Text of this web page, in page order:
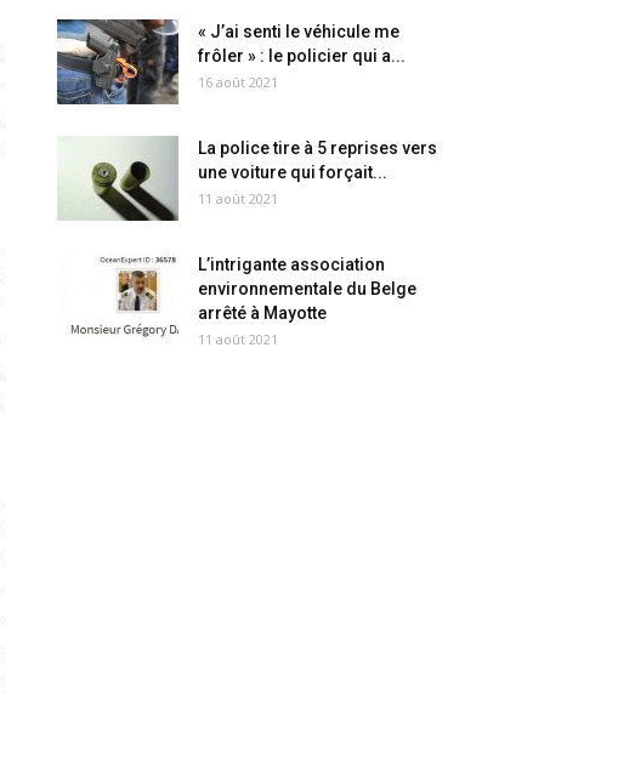
« J’ai senti le véhicule me
frôler » : le policier qui a...
16 août 2021
La police tire à 5 reprises vers
une voiture qui forçait...
11 août 2021
L’intrigante association
environnementale du Belge
arrêté à Mayotte
11 août 2021